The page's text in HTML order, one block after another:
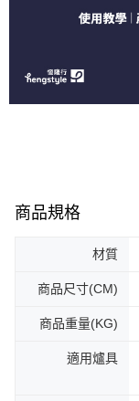
商品規格
材質
商品尺寸(CM)
商品重量(KG)
適用爐具